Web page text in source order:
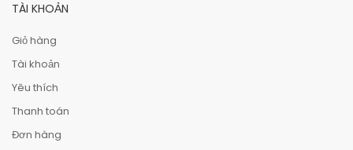
TÀI KHOẢN
Giỏ hàng
Tài khoản
Yêu thích
Thanh toán
Đơn hàng